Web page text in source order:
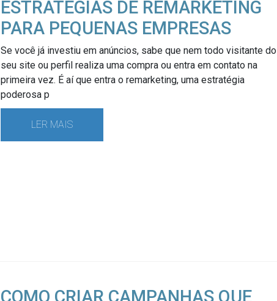
ESTRATÉGIAS DE REMARKETING
PARA PEQUENAS EMPRESAS
Se você já investiu em anúncios, sabe que nem todo visitante do
seu site ou perfil realiza uma compra ou entra em contato na
primeira vez. É aí que entra o remarketing, uma estratégia
poderosa p
LER MAIS